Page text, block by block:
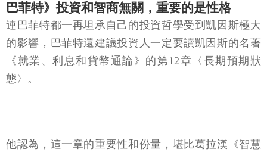
巴菲特》投資和智商無關，重要的是性格
連巴菲特都一再坦承自己的投資哲學受到凱因斯極大
的影響，巴菲特還建議投資人一定要讀凱因斯的名著
《就業、利息和貨幣通論》的第12章〈長期預期狀
態〉。
他認為，這一章的重要性和份量，堪比葛拉漢《智慧